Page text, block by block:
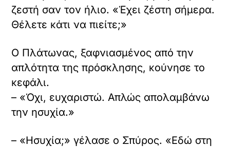
ζεστή σαν τον ήλιο. «Έχει ζέστη σήμερα.
Θέλετε κάτι να πιείτε;»
Ο Πλάτωνας, ξαφνιασμένος από την
απλότητα της πρόσκλησης, κούνησε το
κεφάλι.
– «Όχι, ευχαριστώ. Απλώς απολαμβάνω
την ησυχία.»
– «Ησυχία;» γέλασε ο Σπύρος. «Εδώ στη